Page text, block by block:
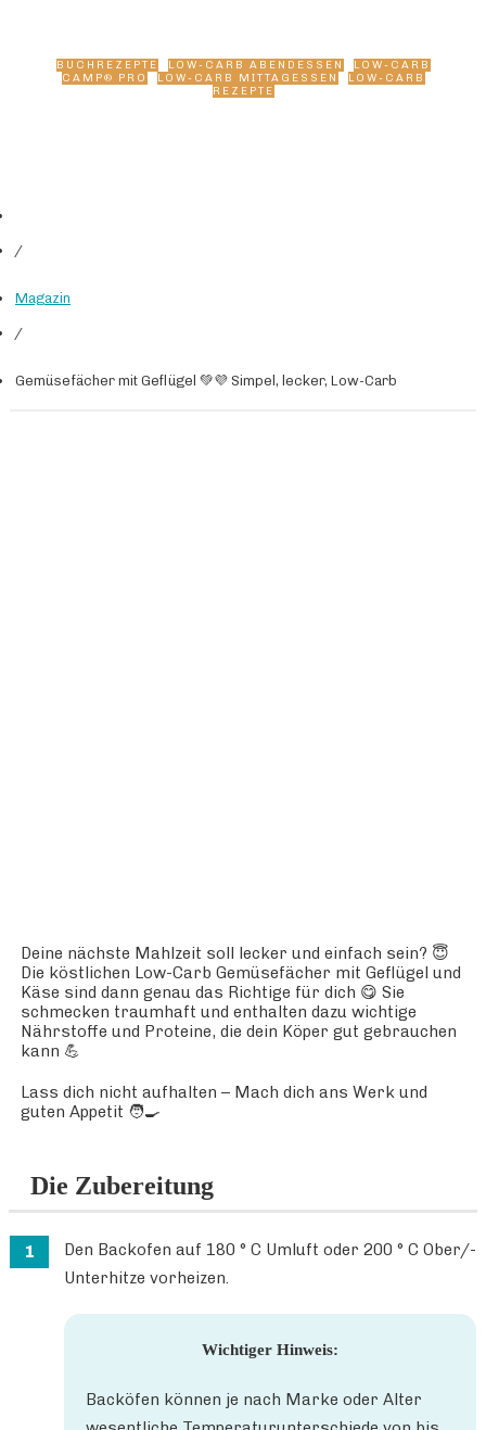
BUCHREZEPTE LOW-CARB ABENDESSEN
LOW-CARB
CAMP® PRO
LOW-CARB MITTAGESSEN
LOW-CARB
REZEPTE
/
Magazin
/
Gemüsefächer mit Geflügel 💚💜 Simpel, lecker, Low-Carb
Deine nächste Mahlzeit soll lecker und einfach sein? 😇
Die köstlichen Low-Carb Gemüsefächer mit Geflügel und
Käse sind dann genau das Richtige für dich 😋 Sie
schmecken traumhaft und enthalten dazu wichtige
Nährstoffe und Proteine, die dein Köper gut gebrauchen
kann 💪
Lass dich nicht aufhalten – Mach dich ans Werk und
guten Appetit 🧑‍🍳
Die Zubereitung
Den Backofen auf 180 ° C Umluft oder 200 ° C Ober/-
Unterhitze vorheizen.
Wichtiger Hinweis:
Backöfen können je nach Marke oder Alter